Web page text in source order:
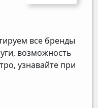
все бренды
возможность
узнавайте при